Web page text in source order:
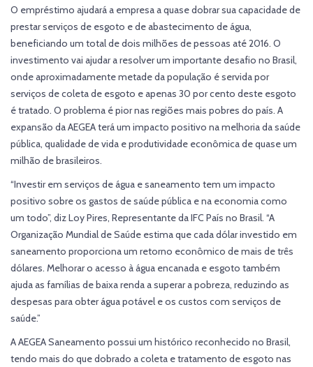
O empréstimo ajudará a empresa a quase dobrar sua capacidade de
prestar serviços de esgoto e de abastecimento de água,
beneficiando um total de dois milhões de pessoas até 2016. O
investimento vai ajudar a resolver um importante desafio no Brasil,
onde aproximadamente metade da população é servida por
serviços de coleta de esgoto e apenas 30 por cento deste esgoto
é tratado. O problema é pior nas regiões mais pobres do país. A
expansão da AEGEA terá um impacto positivo na melhoria da saúde
pública, qualidade de vida e produtividade econômica de quase um
milhão de brasileiros.
“Investir em serviços de água e saneamento tem um impacto
positivo sobre os gastos de saúde pública e na economia como
um todo”, diz Loy Pires, Representante da IFC País no Brasil. “A
Organização Mundial de Saúde estima que cada dólar investido em
saneamento proporciona um retorno econômico de mais de três
dólares. Melhorar o acesso à água encanada e esgoto também
ajuda as famílias de baixa renda a superar a pobreza, reduzindo as
despesas para obter água potável e os custos com serviços de
saúde.”
A AEGEA Saneamento possui um histórico reconhecido no Brasil,
tendo mais do que dobrado a coleta e tratamento de esgoto nas